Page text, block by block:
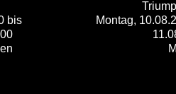
bis
Montag,